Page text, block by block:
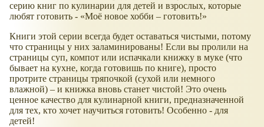
серию книг по кулинарии для детей и взрослых, которые
любят готовить -
Моё новое хобби – готовить!
Книги этой серии всегда будет оставаться чистыми, потому
что страницы у них заламинированы! Если вы пролили на
страницы суп, компот или испачкали книжку в муке (что
бывает на кухне, когда готовишь по книге), просто
протрите страницы тряпочкой (сухой или немного
влажной) – и книжка вновь станет чистой! Это очень
ценное качество для кулинарной книги, предназначенной
для тех, кто хочет научиться готовить! Особенно - для
детей!